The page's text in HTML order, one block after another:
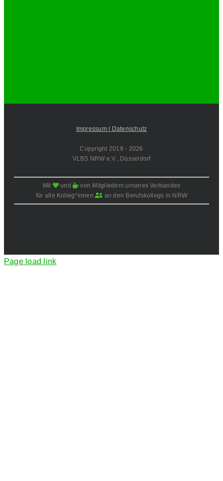
Impressum | Datenschutz
Copyright 2019 - 2026
VLBS NRW e.V., Düsseldorf
Mit und
von Mitgliedern unseres Verbandes
für alle Kolleg*innen
an den Berufskollegs in NRW
Page load link